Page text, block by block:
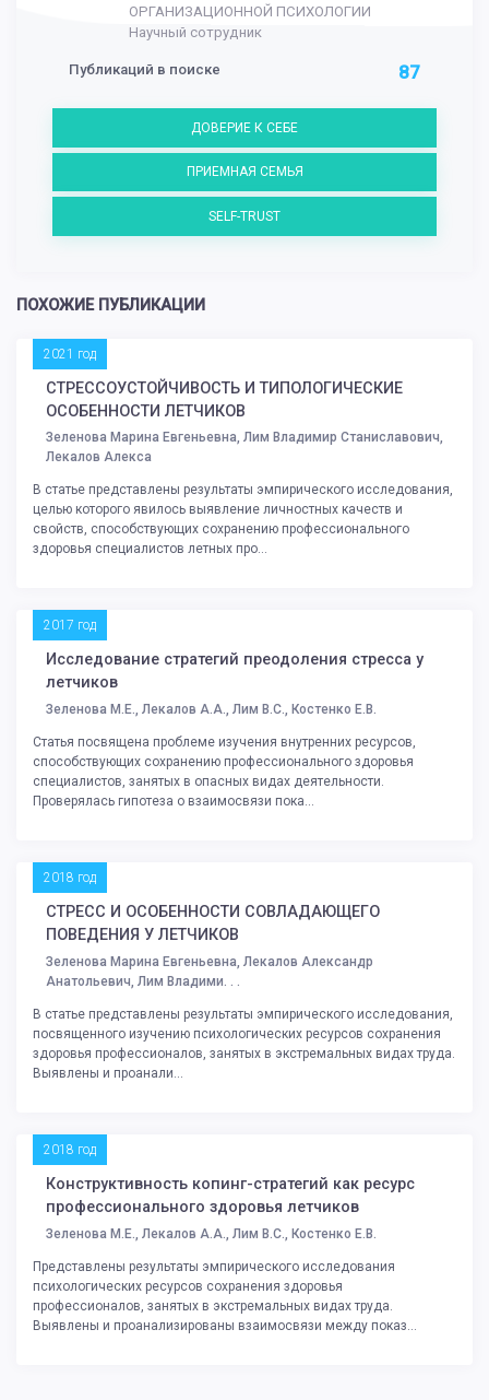
ОРГАНИЗАЦИОННОЙ ПСИХОЛОГИИ
Научный сотрудник
Публикаций в поиске 87
ДОВЕРИЕ К СЕБЕ
ПРИЕМНАЯ СЕМЬЯ
SELF-TRUST
ПОХОЖИЕ ПУБЛИКАЦИИ
2021 год
СТРЕССОУСТОЙЧИВОСТЬ И ТИПОЛОГИЧЕСКИЕ
ОСОБЕННОСТИ ЛЕТЧИКОВ
Зеленова Марина Евгеньевна, Лим Владимир Станиславович,
Лекалов Алекса
В статье представлены результаты эмпирического исследования,
целью которого явилось выявление личностных качеств и
свойств, способствующих сохранению профессионального
здоровья специалистов летных про...
2017 год
Исследование стратегий преодоления стресса у
летчиков
Зеленова М.Е., Лекалов А.А., Лим В.С., Костенко Е.В.
Статья посвящена проблеме изучения внутренних ресурсов,
способствующих сохранению профессионального здоровья
специалистов, занятых в опасных видах деятельности.
Проверялась гипотеза о взаимосвязи пока...
2018 год
СТРЕСС И ОСОБЕННОСТИ СОВЛАДАЮЩЕГО
ПОВЕДЕНИЯ У ЛЕТЧИКОВ
Зеленова Марина Евгеньевна, Лекалов Александр
Анатольевич, Лим Владими. . .
В статье представлены результаты эмпирического исследования,
посвященного изучению психологических ресурсов сохранения
здоровья профессионалов, занятых в экстремальных видах труда.
Выявлены и проанали...
2018 год
Конструктивность копинг-стратегий как ресурс
профессионального здоровья летчиков
Зеленова М.Е., Лекалов А.А., Лим В.С., Костенко Е.В.
Представлены результаты эмпирического исследования
психологических ресурсов сохранения здоровья
профессионалов, занятых в экстремальных видах труда.
Выявлены и проанализированы взаимосвязи между показ...